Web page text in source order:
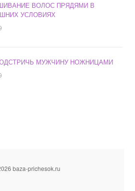
ВОЛОС ПРЯДЯМИ В
УСЛОВИЯХ
МУЖЧИНУ НОЖНИЦАМИ
baza-prichesok.ru